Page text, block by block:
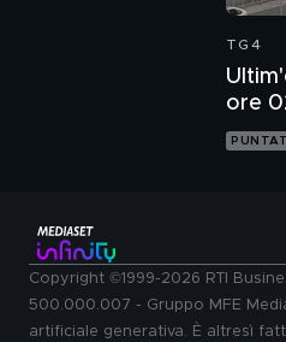
TG4
ore
Copyright ©1999-2026 RTI
500.000.007 - Gruppo MFE
artificiale generativa. È altresì